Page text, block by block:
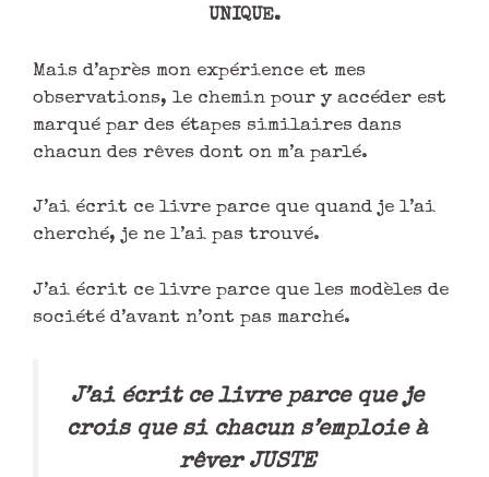
UNIQUE.
Mais d’après mon expérience et mes
observations, le chemin pour y accéder est
marqué par des étapes similaires dans
chacun des rêves dont on m’a parlé.
J’ai écrit ce livre parce que quand je l’ai
cherché, je ne l’ai pas trouvé.
J’ai écrit ce livre parce que les modèles de
société d’avant n’ont pas marché.
J’ai écrit ce livre parce que je
crois que si chacun s’emploie à
rêver JUSTE